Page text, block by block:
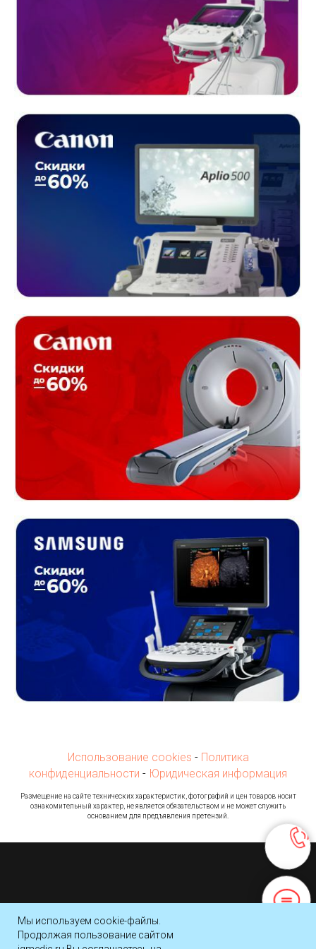
Мы используем cookie-файлы.
Продолжая пользование сайтом
Использование cookies - Политика
конфиденциальности - Юридическая информация
Размещение на сайте технических характеристик, фотографий и цен товаров носит
ознакомительный характер, не является обязательством и не может служить
основанием для предъявления претензий.
Наверх